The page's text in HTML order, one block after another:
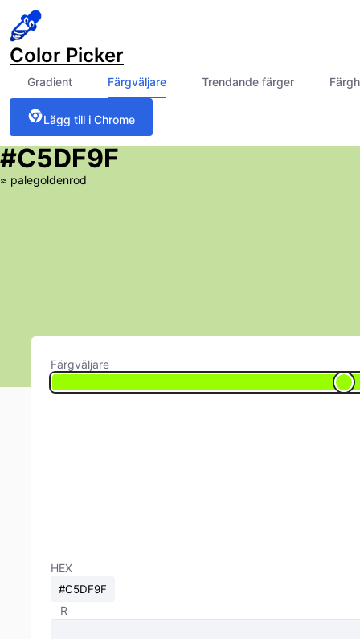
Color Picker
Gradient Färgväljare Trendande färger
Lägg till i Chrome
#C5DF9F
≈ palegoldenrod
Färgväljare
HEX
R